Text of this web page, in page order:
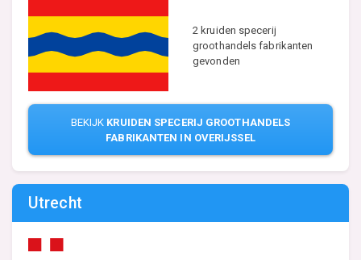
2 kruiden specerij
groothandels fabrikanten
gevonden
BEKIJK KRUIDEN SPECERIJ GROOTHANDELS
FABRIKANTEN IN OVERIJSSEL
Utrecht